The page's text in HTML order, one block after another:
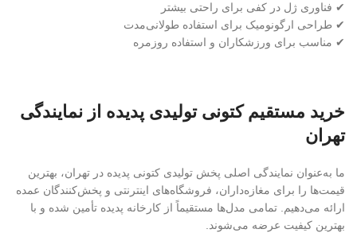
✔ فناوری ژل در کفی برای راحتی بیشتر
✔ طراحی ارگونومیک برای استفاده طولانی‌مدت
✔ مناسب برای ورزشکاران و استفاده روزمره
خرید مستقیم کتونی تولیدی پدیده از نمایندگی
تهران
ما به‌عنوان نمایندگی اصلی پخش تولیدی کتونی پدیده در تهران، بهترین
قیمت‌ها را برای مغازه‌داران، فروشگاه‌های اینترنتی و پخش‌کنندگان عمده
ارائه می‌دهیم. تمامی مدل‌ها مستقیماً از کارخانه پدیده تأمین شده و با
بهترین کیفیت عرضه می‌شوند.